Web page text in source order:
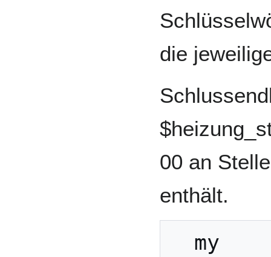
die
00 an
enthält.